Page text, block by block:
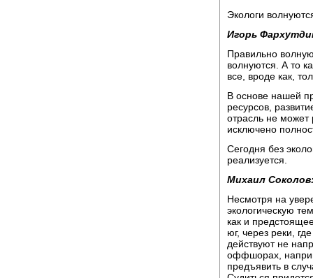
Экологи
Игорь
Правильно
волнуются. А то
все, вроде как,
В основе нашей
ресурсов,
отрасль не
исключено
Сегодня без
реализуется.
Михаил
Несмотря на
экологическую
как и
юг, через реки,
действуют не
оффшорах,
предъявить в